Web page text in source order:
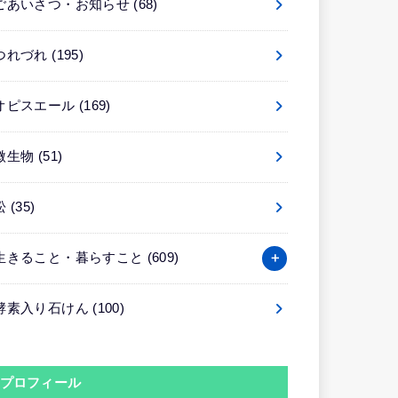
あいさつ・お知らせ (68)
れづれ (195)
ピスエール (169)
生物 (51)
(35)
きること・暮らすこと (609)
素入り石けん (100)
プロフィール